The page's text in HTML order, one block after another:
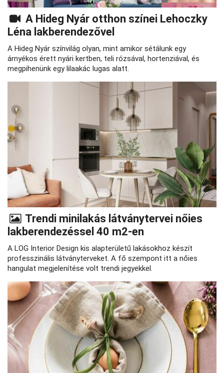
A Hideg Nyár otthon színei Lehoczky
Léna lakberendezővel
A Hideg Nyár színvilág olyan, mint amikor sétálunk egy
árnyékos érett nyári kertben, teli rózsával, hortenziával, és
megpihenünk egy lilaakác lugas alatt.
Trendi minilakás látványtervei nőies
lakberendezéssel 40 m2-en
A LOG Interior Design kis alapterületű lakásokhoz készít
professzinális látványterveket. A fő szempont itt a nőies
hangulat megjelenítése volt trendi jegyekkel.